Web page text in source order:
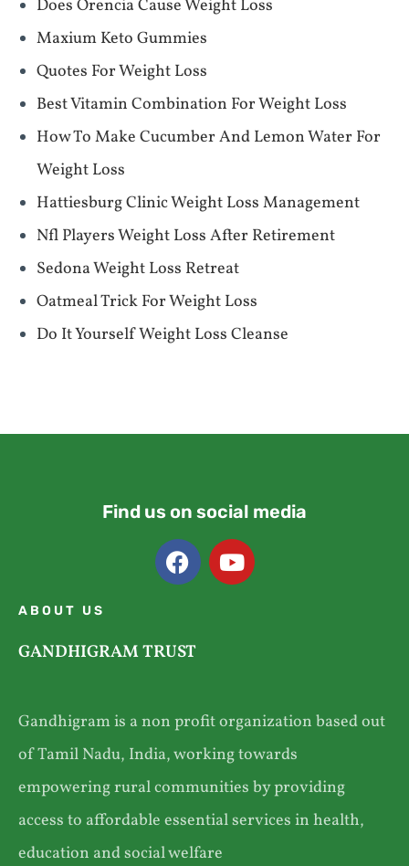
Does Orencia Cause Weight Loss
Maxium Keto Gummies
Quotes For Weight Loss
Best Vitamin Combination For Weight Loss
How To Make Cucumber And Lemon Water For
Weight Loss
Hattiesburg Clinic Weight Loss Management
Nfl Players Weight Loss After Retirement
Sedona Weight Loss Retreat
Oatmeal Trick For Weight Loss
Do It Yourself Weight Loss Cleanse
Find us on social media
ABOUT US
GANDHIGRAM TRUST
Gandhigram is a non profit organization based out
of Tamil Nadu, India, working towards
empowering rural communities by providing
access to affordable essential services in health,
education and social welfare